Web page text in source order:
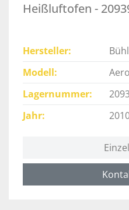
Heißluftofen -
Hersteller
Modell
Lagernummer
Jahr